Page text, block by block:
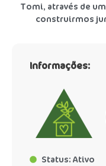
Tomi, através de
construirmos
Informações:
Status: Ativo